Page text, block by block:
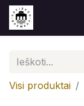
Visi produktai